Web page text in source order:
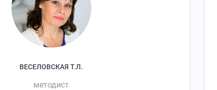
ВЕСЕЛОВСКАЯ Т.Л.
методист